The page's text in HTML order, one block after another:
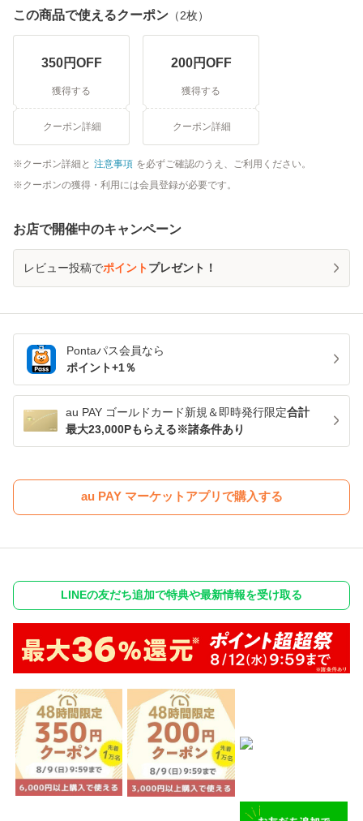
この商品で使えるクーポン （2枚）
350円OFF
獲得する
クーポン詳細
200円OFF
獲得する
クーポン詳細
クーポン詳細と 注意事項 を必ずご確認のうえ、ご利用ください。
クーポンの獲得・利用には会員登録が必要です。
お店で開催中のキャンペーン
レビュー投稿でポイントプレゼント！
Pontaパス会員なら
ポイント+1％
au PAY ゴールドカード新規＆即時発行限定合計
最大23,000Pもらえる※諸条件あり
au PAY マーケットアプリで購入する
LINEの友だち追加で特典や最新情報を受け取る